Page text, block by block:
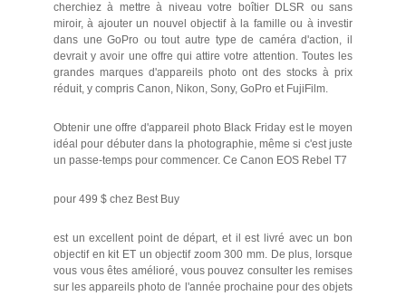
cherchiez à mettre à niveau votre boîtier DLSR ou sans
miroir, à ajouter un nouvel objectif à la famille ou à investir
dans une GoPro ou tout autre type de caméra d'action, il
devrait y avoir une offre qui attire votre attention. Toutes les
grandes marques d'appareils photo ont des stocks à prix
réduit, y compris Canon, Nikon, Sony, GoPro et FujiFilm.
Obtenir une offre d'appareil photo Black Friday est le moyen
idéal pour débuter dans la photographie, même si c'est juste
un passe-temps pour commencer. Ce Canon EOS Rebel T7
pour 499 $ chez Best Buy
est un excellent point de départ, et il est livré avec un bon
objectif en kit ET un objectif zoom 300 mm. De plus, lorsque
vous vous êtes amélioré, vous pouvez consulter les remises
sur les appareils photo de l'année prochaine pour des objets